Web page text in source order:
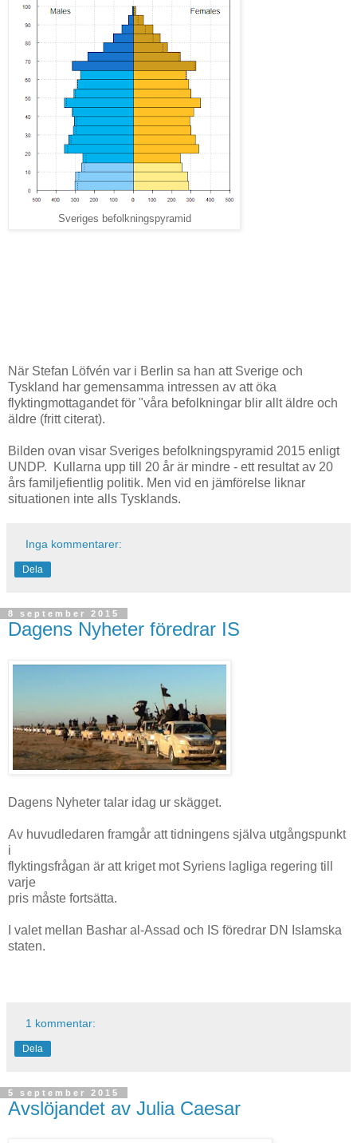
Sveriges befolkningspyramid
När Stefan Löfvén var i Berlin sa han att Sverige och
Tyskland har gemensamma intressen av att öka
flyktingmottagandet för "våra befolkningar blir allt äldre och
äldre (fritt citerat).
Bilden ovan visar Sveriges befolkningspyramid 2015 enligt
UNDP. Kullarna upp till 20 år är mindre - ett resultat av 20
års familjefientlig politik. Men vid en jämförelse liknar
situationen inte alls Tysklands.
Inga kommentarer:
Dela
8 september 2015
Dagens Nyheter föredrar IS
Dagens Nyheter talar idag ur skägget.
Av huvudledaren framgår att tidningens själva utgångspunkt
i
flyktingsfrågan är att kriget mot Syriens lagliga regering till
varje
pris måste fortsätta.
I valet mellan Bashar al-Assad och IS föredrar DN Islamska
staten.
1 kommentar:
Dela
5 september 2015
Avslöjandet av Julia Caesar